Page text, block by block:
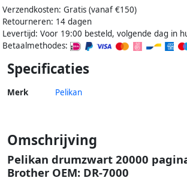
Verzendkosten: Gratis (vanaf €150)
Retourneren: 14 dagen
Levertijd: Voor 19:00 besteld, volgende dag in
Betaalmethodes:
Specificaties
Merk Pelikan
Omschrijving
Pelikan drumzwart 20000
Brother OEM: DR-7000